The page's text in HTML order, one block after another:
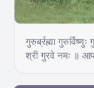
गुरुर्ब्रह्मा
श्री गुरवे नमः ॥ आप